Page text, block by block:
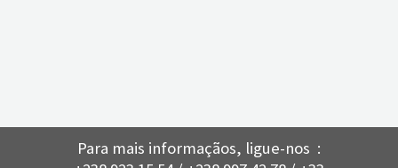
Para mais informaçãos, ligue-nos :